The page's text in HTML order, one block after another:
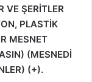
ŞERİTLER
PLASTİK
MESNET
(MESNEDİ
(+).